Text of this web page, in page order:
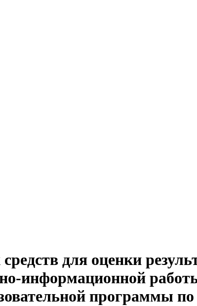
для оценки
информационной
программы по